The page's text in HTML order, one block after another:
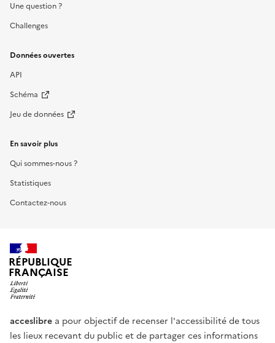
Une question ?
Challenges
Données ouvertes
API
Schéma
Jeu de données
En savoir plus
Qui sommes-nous ?
Statistiques
Contactez-nous
RÉPUBLIQUE
FRANÇAISE
acceslibre a pour objectif de recenser l'accessibilité de tous
les lieux recevant du public et de partager ces informations